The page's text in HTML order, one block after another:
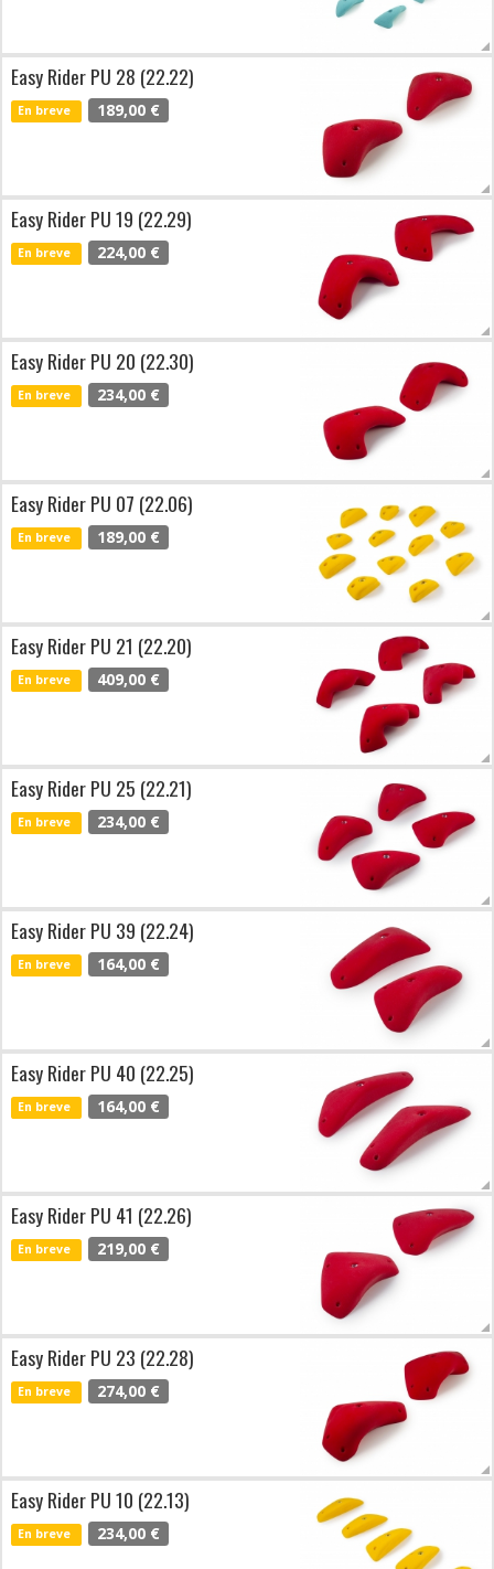
Easy Rider PU 28 (22.22)
En breve 189,00 €
Easy Rider PU 19 (22.29)
En breve 224,00 €
Easy Rider PU 20 (22.30)
En breve 234,00 €
Easy Rider PU 07 (22.06)
En breve 189,00 €
Easy Rider PU 21 (22.20)
En breve 409,00 €
Easy Rider PU 25 (22.21)
En breve 234,00 €
Easy Rider PU 39 (22.24)
En breve 164,00 €
Easy Rider PU 40 (22.25)
En breve 164,00 €
Easy Rider PU 41 (22.26)
En breve 219,00 €
Easy Rider PU 23 (22.28)
En breve 274,00 €
Easy Rider PU 10 (22.13)
En breve 234,00 €